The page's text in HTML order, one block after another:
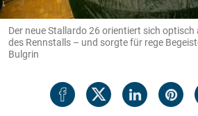
Der neue Stallardo 26 orientiert sich
des Rennstalls – und sorgte für rege
Bulgrin